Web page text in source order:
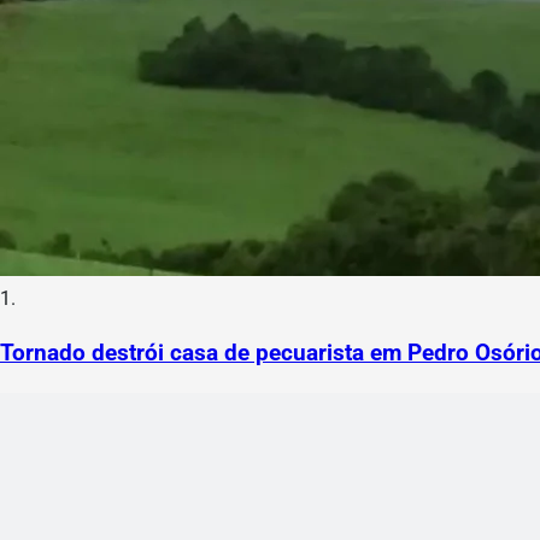
1.
Tornado destrói casa de pecuarista em Pedro